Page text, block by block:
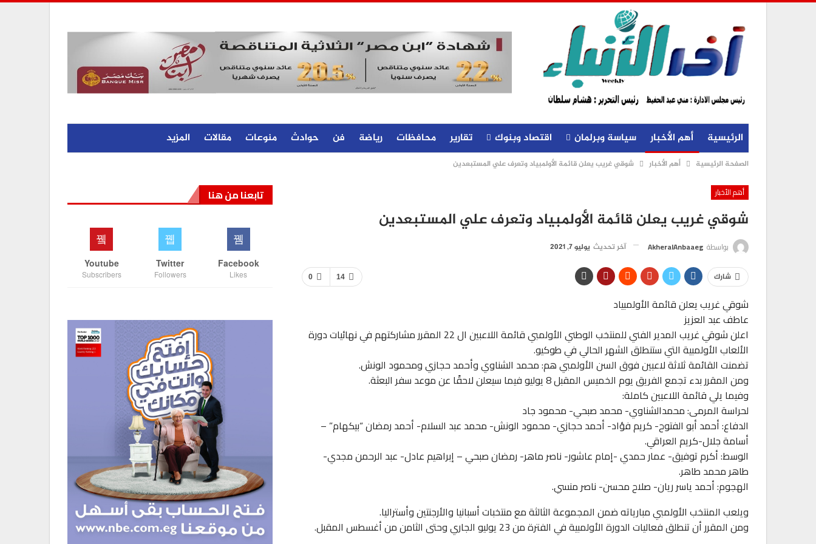
الرئيسية أهم الأخبار سياسة وبرلمان اقتصاد وبنوك تقارير محافظات رياضة فن حوادث منوعات مقالات المزيد
الصفحة الرئيسية أهم الأخبار شوقي غريب يعلن قائمة الأولمبياد وتعرف علي المستبعدين
أهم الأخبار
شوقي غريب يعلن قائمة الأولمبياد وتعرف علي المستبعدين
بواسطة AkheralAnbaaeg آخر تحديث يوليو 7, 2021
0 14 شارك
شوقي غريب يعلن قائمة الأولمبياد
عاطف عبد العزيز
اعلن شوقي غريب المدير الفني للمنتخب الوطني الأولمبي قائمة اللاعبين ال 22 المقرر مشاركتهم في نهائيات دورة
الألعاب الأولمبية التي ستنطلق الشهر الحالي في طوكيو.
تضمنت القائمة ثلاثة لاعبين فوق السن الأولمبي هم: محمد الشناوي وأحمد حجازي ومحمود الونش.
ومن المقرر بدء تجمع الفريق يوم الخميس المقبل 8 يوليو فيما سيعلن لاحقًا عن موعد سفر البعثة.
وفيما يلي قائمة اللاعبين كاملة:
لحراسة المرمى: محمدالشناوي- محمد صبحي- محمود جاد
الدفاع: أحمد أبو الفتوح- كريم فؤاد- أحمد حجازي- محمود الونش- محمد عبد السلام- أحمد رمضان “بيكهام” –
أسامة جلال-كريم العراقي.
الوسط: أكرم توفيق- عمار حمدي -إمام عاشور- ناصر ماهر- رمضان صبحي – إبراهيم عادل- عبد الرحمن مجدي-
طاهر محمد طاهر.
الهجوم: أحمد ياسر ريان- صلاح محسن- ناصر منسي.
ويلعب المنتخب الأولمبي مبارياته ضمن المجموعة الثالثة مع منتخبات أسبانيا والأرجنتين وأستراليا.
ومن المقرر أن تنطلق فعاليات الدورة الأولمبية في الفترة من 23 يوليو الجاري وحتى الثامن من أغسطس المقبل.
تابعنا من هنا
Facebook
Likes
Twitter
Followers
Youtube
Subscribers